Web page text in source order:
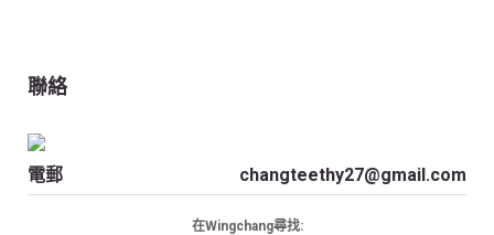
聯絡
電郵 changteethy27@gmail.com
在Wingchang尋找: